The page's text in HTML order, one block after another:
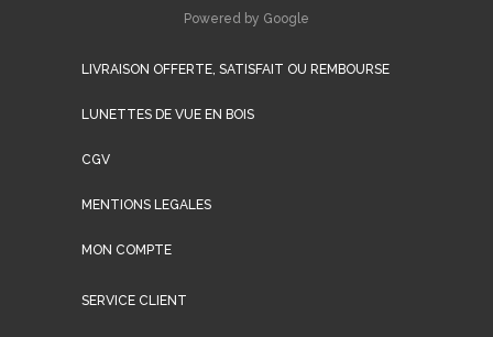
Powered by Google
LIVRAISON OFFERTE, SATISFAIT OU REMBOURSE
LUNETTES DE VUE EN BOIS
CGV
MENTIONS LEGALES
MON COMPTE
SERVICE CLIENT